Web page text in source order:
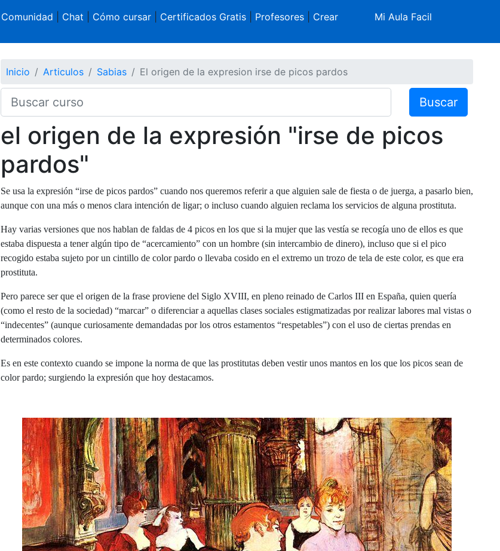
Comunidad Chat Cómo cursar| Certificados Gratis| Profesores| Crear
Mi Aula Facil
Inicio Articulos Sabias El origen de la expresion irse de picos pardos
Buscar
el origen de la expresión "irse de picos
pardos"
Se usa la expresión “irse de picos pardos” cuando nos queremos referir a que alguien sale de fiesta o de juerga, a pasarlo bien,
aunque con una más o menos clara intención de ligar; o incluso cuando alguien reclama los servicios de alguna prostituta.
Hay varias versiones que nos hablan de faldas de 4 picos en los que si la mujer que las vestía se recogía uno de ellos es que
estaba dispuesta a tener algún tipo de “acercamiento” con un hombre (sin intercambio de dinero), incluso que si el pico
recogido estaba sujeto por un cintillo de color pardo o llevaba cosido en el extremo un trozo de tela de este color, es que era
prostituta.
Pero parece ser que el origen de la frase proviene del Siglo XVIII, en pleno reinado de Carlos III en España, quien quería
(como el resto de la sociedad) “marcar” o diferenciar a aquellas clases sociales estigmatizadas por realizar labores mal vistas o
“indecentes” (aunque curiosamente demandadas por los otros estamentos “respetables”) con el uso de ciertas prendas en
determinados colores.
Es en este contexto cuando se impone la norma de que las prostitutas deben vestir unos mantos en los que los picos sean de
color pardo; surgiendo la expresión que hoy destacamos.